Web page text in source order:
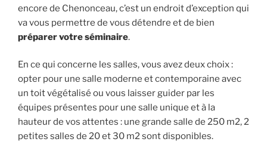
encore de Chenonceau, c’est un endroit d’exception qui
va vous permettre de vous détendre et de bien
préparer votre séminaire.
En ce qui concerne les salles, vous avez deux choix :
opter pour une salle moderne et contemporaine avec
un toit végétalisé ou vous laisser guider par les
équipes présentes pour une salle unique et à la
hauteur de vos attentes : une grande salle de 250 m2, 2
petites salles de 20 et 30 m2 sont disponibles.